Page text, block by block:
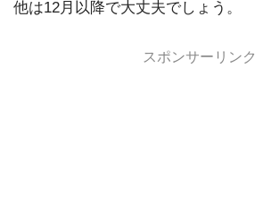
他は12月以降で大丈夫でしょう。
スポンサーリンク